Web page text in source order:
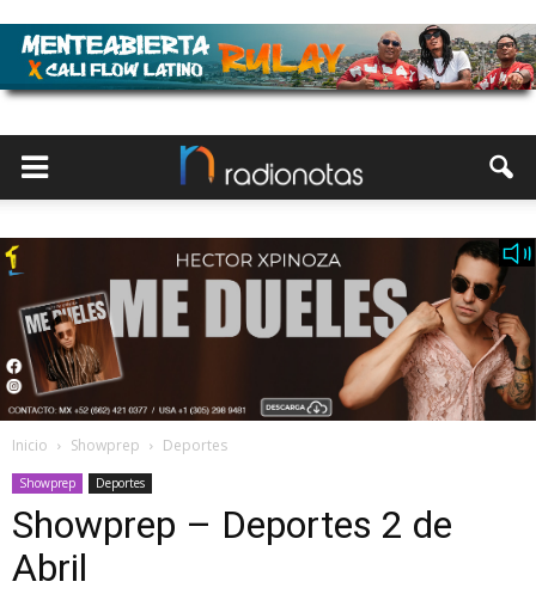
Inicio Showprep Deportes
Showprep Deportes
Showprep – Deportes 2 de
Abril